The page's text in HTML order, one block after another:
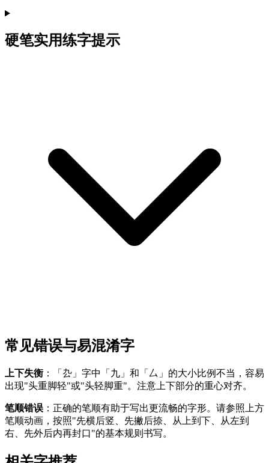
硬笔实用练字提示
常见错误与易混淆字
上下失衡 ：「厹」字中「九」和「厶」的大小比例不当，容易
出现"头重脚轻"或"头轻脚重"。注意上下部分的重心对齐。
笔顺错误 ：正确的笔顺有助于写出更流畅的字形。请参照上方
笔顺动画，按照"先横后竖、先撇后捺、从上到下、从左到
右、先外后内再封口"的基本规则书写。